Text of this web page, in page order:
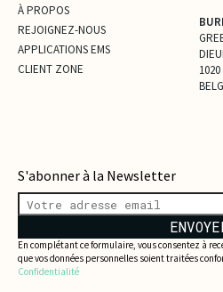
S'abonner à la Newsletter
En complétant ce formulaire, vous consentez à
que vos données personnelles soient traitées
Confidentialité
À PROPOS
REJOIGNEZ-NOUS
APPLICATIONS EMS
CLIENT ZONE
1020